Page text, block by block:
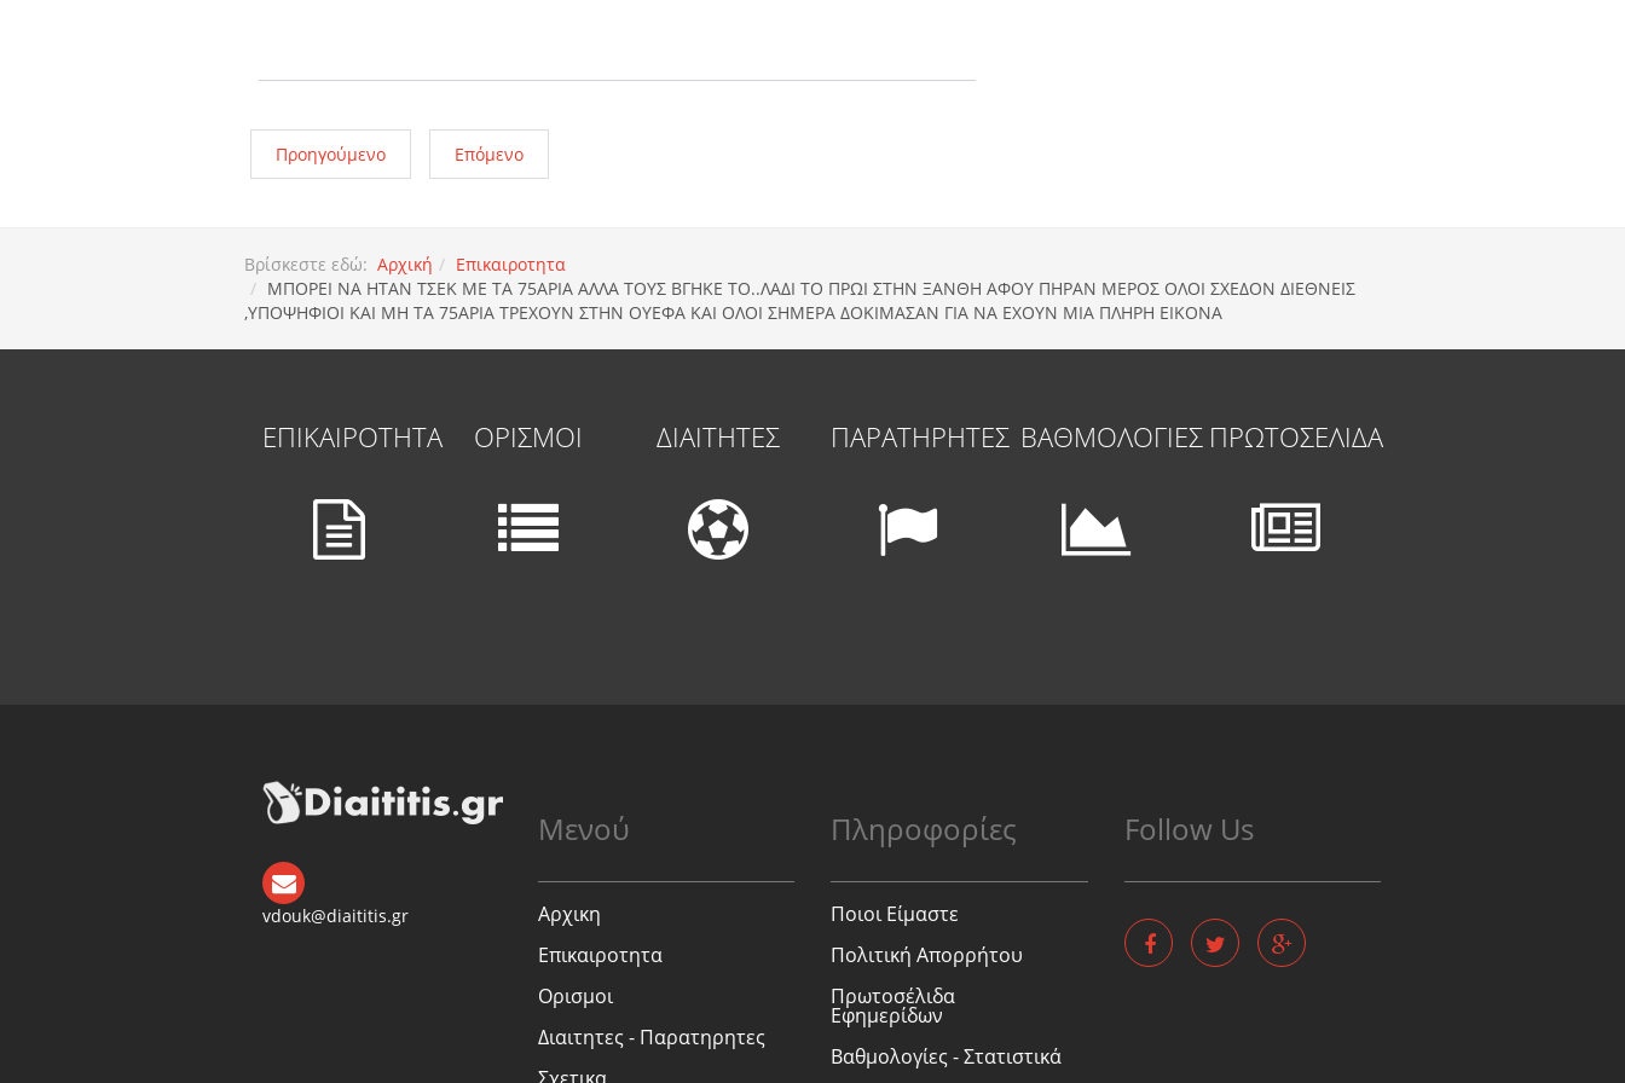
Προηγούμενο Επόμενο
Βρίσκεστε εδώ: Αρχική
Επικαιροτητα
ΜΠΟΡΕΙ ΝΑ ΗΤΑΝ ΤΣΕΚ ΜΕ ΤΑ 75ΑΡΙΑ ΑΛΛΑ ΤΟΥΣ ΒΓΗΚΕ ΤΟ..ΛΑΔΙ ΤΟ ΠΡΩΙ ΣΤΗΝ ΞΑΝΘΗ ΑΦΟΥ ΠΗΡΑΝ ΜΕΡΟΣ ΟΛΟΙ ΣΧΕΔΟΝ ΔΙΕΘΝΕΙΣ
,ΥΠΟΨΗΦΙΟΙ ΚΑΙ ΜΗ ΤΑ 75ΑΡΙΑ ΤΡΕΧΟΥΝ ΣΤΗΝ ΟΥΕΦΑ ΚΑΙ ΟΛΟΙ ΣΗΜΕΡΑ ΔΟΚΙΜΑΣΑΝ ΓΙΑ ΝΑ ΕΧΟΥΝ ΜΙΑ ΠΛΗΡΗ ΕΙΚΟΝΑ
ΕΠΙΚΑΙΡΟΤΗΤΑ ΟΡΙΣΜΟΙ ΔΙΑΙΤΗΤΕΣ ΠΑΡΑΤΗΡΗΤΕΣ ΒΑΘΜΟΛΟΓΙΕΣ ΠΡΩΤΟΣΕΛΙΔΑ
vdouk@diaititis.gr
Μενού
Αρχικη
Επικαιροτητα
Ορισμοι
Διαιτητες - Παρατηρητες
Πληροφορίες
Ποιοι Είμαστε
Πολιτική Απορρήτου
Πρωτοσέλιδα
Εφημερίδων
Βαθμολογίες - Στατιστικά
Follow Us